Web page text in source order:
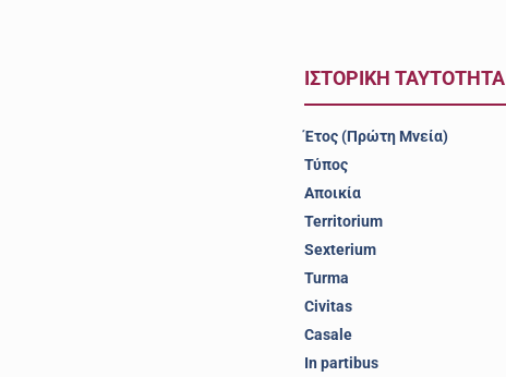
ΙΣΤΟΡΙΚΗ ΤΑΥΤΟΤΗΤΑ
Έτος (Πρώτη Μνεία)
Τύπος
Αποικία
Territorium
Sexterium
Turma
Civitas
Casale
In partibus